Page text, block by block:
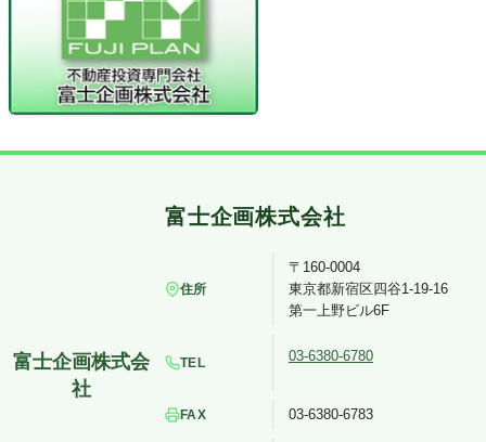
住所
〒160-0004
東京都新宿区四谷1-19-16
第一上野ビル6F
TEL 03-6380-6780
FAX 03-6380-6783